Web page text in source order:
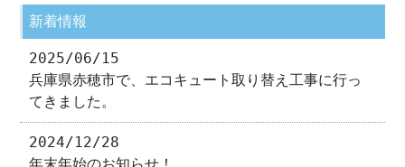
新着情報
2025/06/15
兵庫県赤穂市で、エコキュート取り替え工事に行っ
てきました。
2024/12/28